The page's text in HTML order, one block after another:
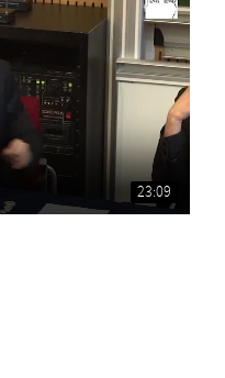
23:09